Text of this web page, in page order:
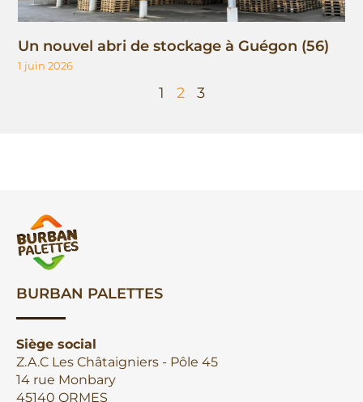
Un nouvel abri de stockage à Guégon (56)
1 juin 2026
1 2 3
BURBAN PALETTES
Siège social
Z.A.C Les Châtaigniers - Pôle 45
14 rue Monbary
45140 ORMES